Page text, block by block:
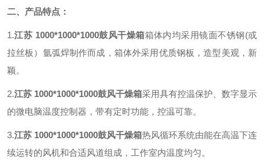
二、产品特点：
1.江苏 1000*1000*1000鼓风干燥箱箱体内均采用镜面不锈钢(或
拉丝板）氩弧焊制作而成，箱体外采用优质钢板，造型美观，新
颖。
2.江苏 1000*1000*1000鼓风干燥箱采用具有控温保护、数字显示
的微电脑温度控制器，带有定时功能，控温可靠。
3.江苏 1000*1000*1000鼓风干燥箱热风循环系统由能在高温下连
续运转的风机和合适风道组成，工作室内温度均匀。